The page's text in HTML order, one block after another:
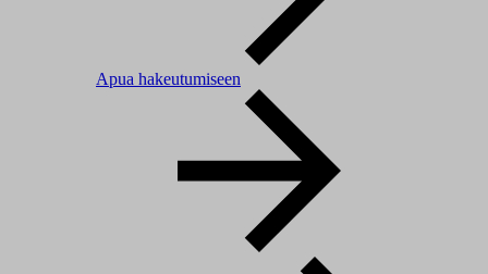
Apua hakeutumiseen